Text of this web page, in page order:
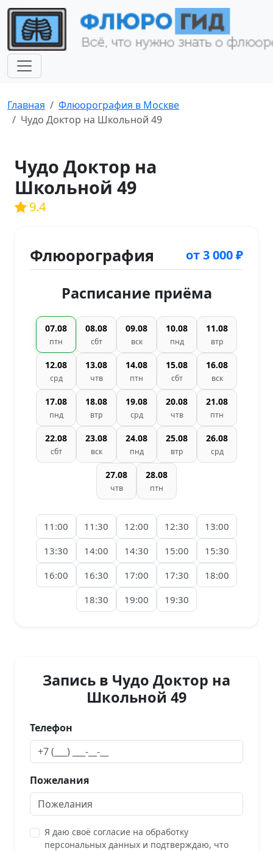
Главная
Флюорография в Москве
Чудо Доктор на Школьной 49
Чудо Доктор на
Школьной 49
9.4
Флюорография от 3 000 ₽
Расписание приёма
07.08
птн
08.08
сбт
09.08
вск
10.08
пнд
11.08
втр
12.08
срд
13.08
чтв
14.08
птн
15.08
сбт
16.08
вск
17.08
пнд
18.08
втр
19.08
срд
20.08
чтв
21.08
птн
22.08
сбт
23.08
вск
24.08
пнд
25.08
втр
26.08
срд
27.08
чтв
28.08
птн
11:00 11:30 12:00 12:30
13:00
13:30
14:00 14:30 15:00
15:30
16:00
16:30 17:00 17:30
18:00
18:30
19:00 19:30
Запись в Чудо Доктор на
Школьной 49
Телефон
Пожелания
Я даю своё согласие на обработку
персональных данных и подтверждаю, что